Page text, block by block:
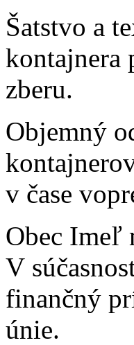
Šatstvo a
kontajnera
zberu.
Objemný
v čase
Obec Imeľ
V
finančný
únie.